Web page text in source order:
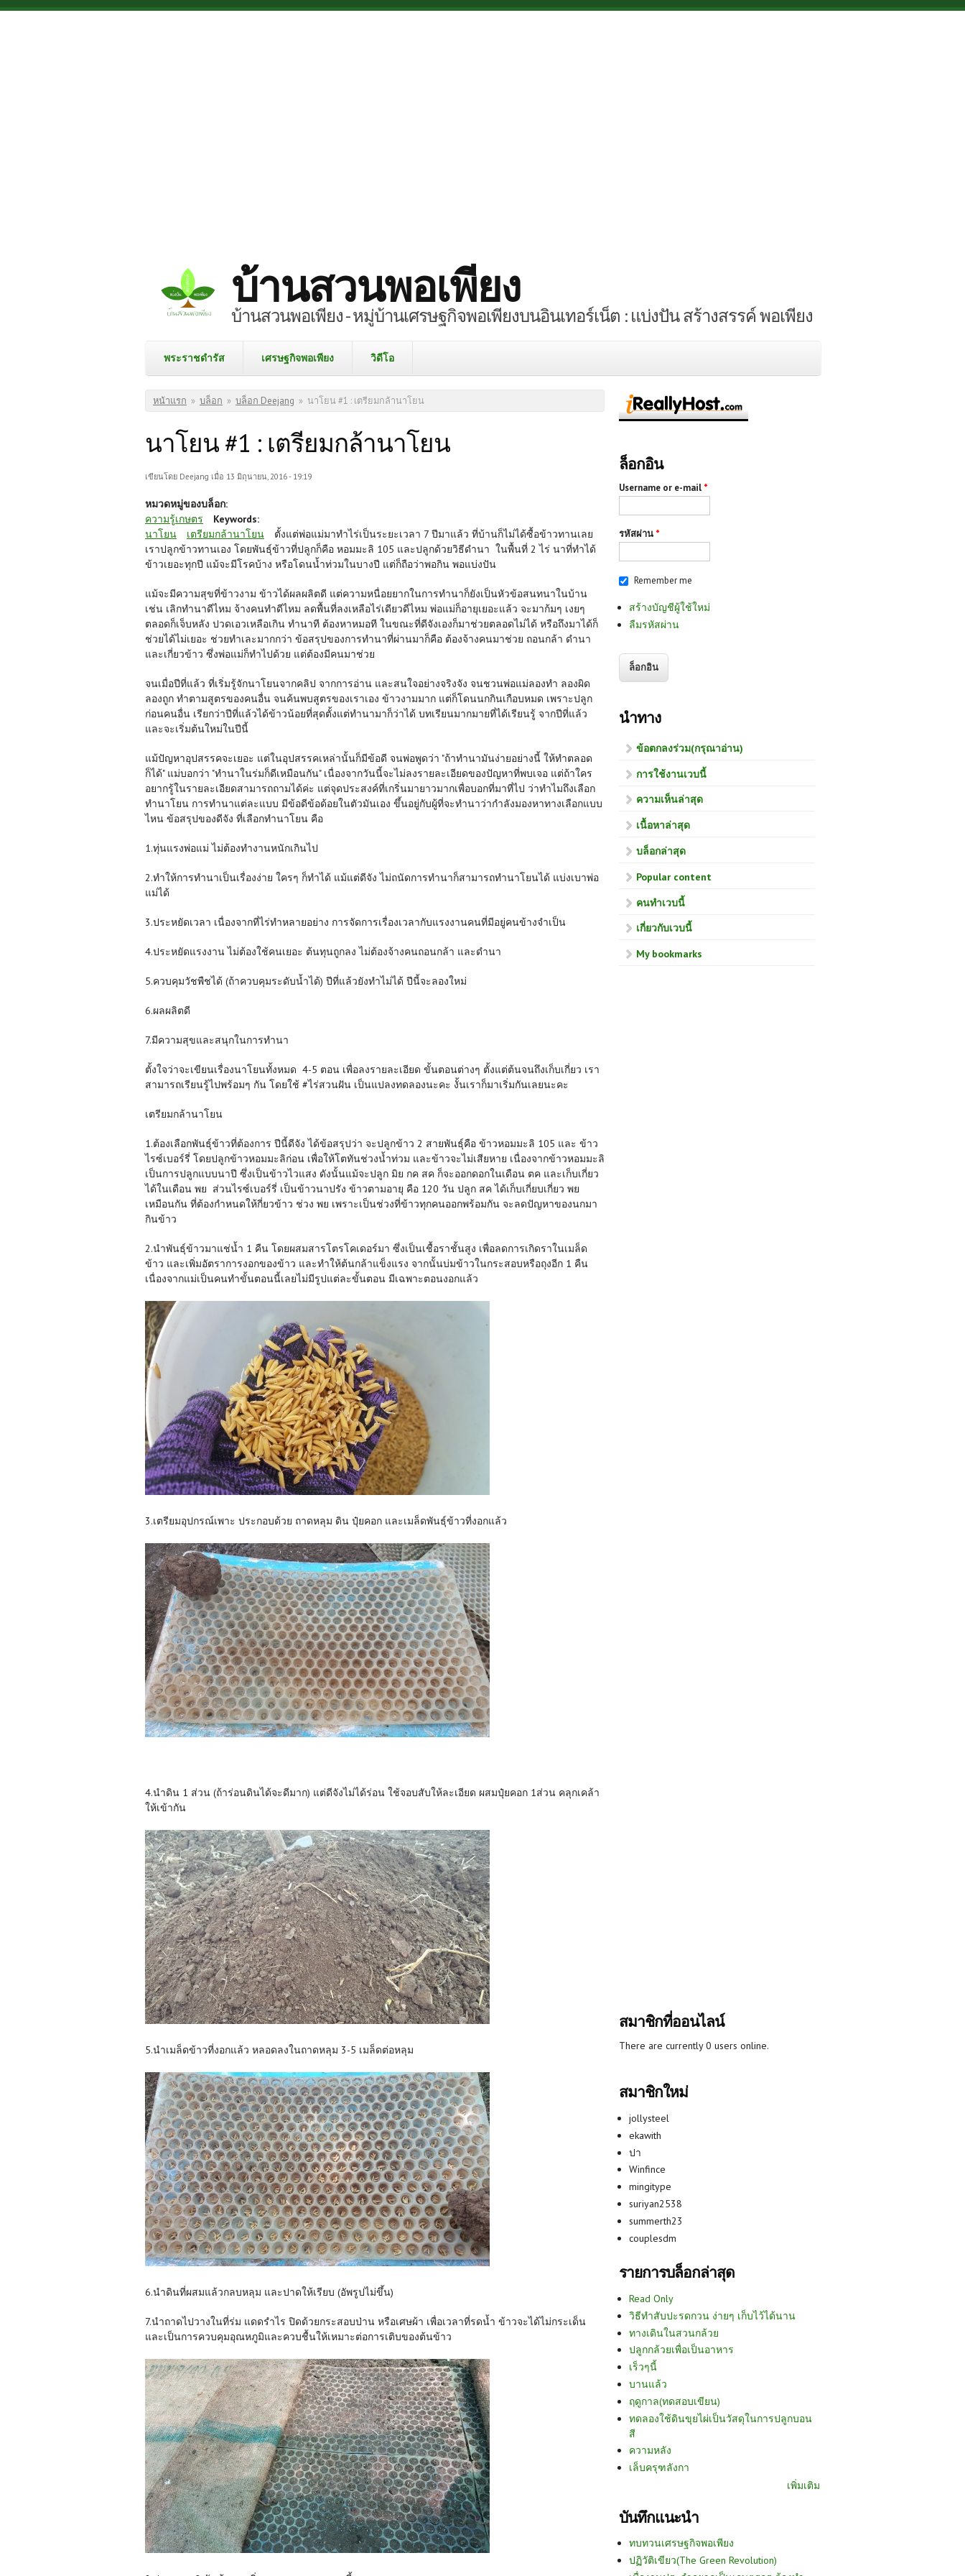
Skip to main content
บ้านสวนพอเพียง
บ้านสวนพอเพียง - หมู่บ้านเศรษฐกิจพอเพียงบนอินเทอร์เน็ต : แบ่งปัน สร้างสรรค์ พอเพียง
พระราชดำรัส เศรษฐกิจพอเพียง วิดีโอ
คุณอยู่ที่นี่
หน้าแรก » บล็อก » บล็อก Deejang » นาโยน #1 : เตรียมกล้านาโยน
นาโยน #1 : เตรียมกล้านาโยน
เขียนโดย Deejang เมื่อ 13 มิถุนายน, 2016 - 19:19
หมวดหมู่ของบล็อก:
ความรู้เกษตร
Keywords:
นาโยน
เตรียมกล้านาโยน
ตั้งแต่พ่อแม่มาทำไร่เป็นระยะเวลา 7 ปีมาแล้ว ที่บ้านก็ไม่ได้ซื้อข้าวทานเลย
เราปลูกข้าวทานเอง โดยพันธุ์ข้าวที่ปลูกก็คือ หอมมะลิ 105 และปลูกด้วยวิธีดำนา ในพื้นที่ 2 ไร่ นาที่ทำได้
ข้าวเยอะทุกปี แม้จะมีโรคบ้าง หรือโดนน้ำท่วมในบางปี แต่ก็ถือว่าพอกิน พอแบ่งปัน
แม้จะมีความสุขที่ข้าวงาม ข้าวได้ผลผลิตดี แต่ความหนื่อยยากในการทำนาก็ยังเป็นหัวข้อสนทนาในบ้าน
เช่น เลิกทำนาดีไหม จ้างคนทำดีไหม ลดพื้นที่ลงเหลือไร่เดียวดีไหม พ่อแม่ก็อายุเยอะแล้ว จะมาก้มๆ เงยๆ
ตลอดก็เจ็บหลัง ปวดเอวเหลือเกิน ทำนาที ต้องหาหมอที ในขณะที่ดีจังเองก็มาช่วยตลอดไม่ได้ หรือถึงมาได้ก็
ช่วยได้ไม่เยอะ ช่วยทำเละมากกว่า ข้อสรุปของการทำนาที่ผ่านมาก็คือ ต้องจ้างคนมาช่วย ถอนกล้า ดำนา
และเกี่ยวข้าว ซึ่งพ่อแม่ก็ทำไปด้วย แต่ต้องมีคนมาช่วย
จนเมื่อปีที่แล้ว ที่เริ่มรู้จักนาโยนจากคลิป จากการอ่าน และสนใจอย่างจริงจัง จนชวนพ่อแม่ลองทำ ลองผิด
ลองถูก ทำตามสูตรของคนอื่น จนค้นพบสูตรของเราเอง ข้าวงามมาก แต่ก็โดนนกกินเกือบหมด เพราะปลูก
ก่อนคนอื่น เรียกว่าปีที่แล้วได้ข้าวน้อยที่สุดตั้งแต่ทำนามาก็ว่าได้ บทเรียนมากมายที่ได้เรียนรู้ จากปีที่แล้ว
และจะเริ่มต้นใหม่ในปีนี้
แม้ปัญหาอุปสรรคจะเยอะ แต่ในอุปสรรคเหล่านั้นก็มีข้อดี จนพ่อพูดว่า "ถ้าทำนามันง่ายอย่างนี้ ให้ทำตลอด
ก็ได้" แม่บอกว่า "ทำนาในร่มก็ดีเหมือนกัน" เนื่องจากวันนี้จะไม่ลงรายละเอียดของปัญหาที่พบเจอ แต่ถ้าใคร
อยากรู้ในรายละเอียดสามารถถามได้ค่ะ แต่จุดประสงค์ที่เกริ่นมายาวมากเพื่อบอกที่มาที่ไป ว่าทำไมถึงเลือก
ทำนาโยน การทำนาแต่ละแบบ มีข้อดีข้อด้อยในตัวมันเอง ขึ้นอยู่กับผู้ที่จะทำนาว่ากำลังมองหาทางเลือกแบบ
ไหน ข้อสรุปของดีจัง ที่เลือกทำนาโยน คือ
1.ทุ่นแรงพ่อแม่ ไม่ต้องทำงานหนักเกินไป
2.ทำให้การทำนาเป็นเรื่องง่าย ใครๆ ก็ทำได้ แม้แต่ดีจัง ไม่ถนัดการทำนาก็สามารถทำนาโยนได้ แบ่งเบาพ่อ
แม่ได้
3.ประหยัดเวลา เนื่องจากที่ไร่ทำหลายอย่าง การจัดการเรื่องเวลากับแรงงานคนที่มีอยู่คนข้างจำเป็น
4.ประหยัดแรงงาน ไม่ต้องใช้คนเยอะ ต้นทุนถูกลง ไม่ต้องจ้างคนถอนกล้า และดำนา
5.ควบคุมวัชพืชได้ (ถ้าควบคุมระดับน้ำได้) ปีที่แล้วยังทำไม่ได้ ปีนี้จะลองใหม่
6.ผลผลิตดี
7.มีความสุขและสนุกในการทำนา
ตั้งใจว่าจะเขียนเรื่องนาโยนทั้งหมด 4-5 ตอน เพื่อลงรายละเอียด ขั้นตอนต่างๆ ตั้งแต่ต้นจนถึงเก็บเกี่ยว เรา
สามารถเรียนรู้ไปพร้อมๆ กัน โดยใช้ #ไร่สวนฝัน เป็นแปลงทดลองนะคะ งั้นเราก็มาเริ่มกันเลยนะคะ
เตรียมกล้านาโยน
1.ต้องเลือกพันธุ์ข้าวที่ต้องการ ปีนี้ดีจัง ได้ข้อสรุปว่า จะปลูกข้าว 2 สายพันธุ์คือ ข้าวหอมมะลิ 105 และ ข้าว
ไรซ์เบอร์รี่ โดยปลูกข้าวหอมมะลิก่อน เพื่อให้โตทันช่วงน้ำท่วม และข้าวจะไม่เสียหาย เนื่องจากข้าวหอมมะลิ
เป็นการปลูกแบบนาปี ซึ่งเป็นข้าวไวแสง ดังนั้นแม้จะปลูก มิย กค สค ก็จะออกดอกในเดือน ตค และเก็บเกี่ยว
ได้ในเดือน พย ส่วนไรซ์เบอร์รี่ เป็นข้าวนาปรัง ข้าวตามอายุ คือ 120 วัน ปลูก สค ได้เก็บเกี่ยบเกี่ยว พย
เหมือนกัน ที่ต้องกำหนดให้กี่ยวข้าว ช่วง พย เพราะเป็นช่วงที่ข้าวทุกคนออกพร้อมกัน จะลดปัญหาของนกมา
กินข้าว
2.นำพันธุ์ข้าวมาแช่น้ำ 1 คืน โดยผสมสารโตรโคเดอร์มา ซึ่งเป็นเชื้อราชั้นสูง เพื่อลดการเกิดราในเมล็ด
ข้าว และเพิ่มอัตราการงอกของข้าว และทำให้ต้นกล้าแข็งแรง จากนั้นบ่มข้าวในกระสอบหรือถุงอีก 1 คืน
เนื่องจากแม่เป็นคนทำขั้นตอนนี้เลยไม่มีรูปแต่ละขั้นตอน มีเฉพาะตอนงอกแล้ว
3.เตรียมอุปกรณ์เพาะ ประกอบด้วย ถาดหลุม ดิน ปุ๋ยคอก และเมล็ดพันธุ์ข้าวที่งอกแล้ว
4.นำดิน 1 ส่วน (ถ้าร่อนดินได้จะดีมาก) แต่ดีจังไม่ได้ร่อน ใช้จอบสับให้ละเอียด ผสมปุ๋ยคอก 1ส่วน คลุกเคล้า
ให้เข้ากัน
5.นำเมล็ดข้าวที่งอกแล้ว หลอดลงในถาดหลุม 3-5 เมล็ดต่อหลุม
6.นำดินที่ผสมแล้วกลบหลุม และปาดให้เรียบ (อัพรูปไม่ขึ้น)
7.นำถาดไปวางในที่ร่ม แดดรำไร ปิดด้วยกระสอบป่าน หรือเศษผ้า เพื่อเวลาที่รดน้ำ ข้าวจะได้ไม่กระเด็น
และเป็นการควบคุมอุณหภูมิและควบชื้นให้เหมาะต่อการเติบของต้นข้าว
ล็อกอิน
Username or e-mail *
รหัสผ่าน *
Remember me
สร้างบัญชีผู้ใช้ใหม่
ลืมรหัสผ่าน
นำทาง
ข้อตกลงร่วม(กรุณาอ่าน)
การใช้งานเวบนี้
ความเห็นล่าสุด
เนื้อหาล่าสุด
บล็อกล่าสุด
Popular content
คนทำเวบนี้
เกี่ยวกับเวบนี้
My bookmarks
สมาชิกที่ออนไลน์
There are currently 0 users online.
สมาชิกใหม่
jollysteel
ekawith
ปา
Winfince
mingitype
suriyan2538
summerth23
couplesdm
รายการบล็อกล่าสุด
Read Only
วิธีทำสับปะรดกวน ง่ายๆ เก็บไว้ได้นาน
ทางเดินในสวนกล้วย
ปลูกกล้วยเพื่อเป็นอาหาร
เร็วๆนี้
บานแล้ว
ฤดูกาล(ทดสอบเขียน)
ทดลองใช้ดินขุยไผ่เป็นวัสดุในการปลูกบอน
สี
ความหลัง
เล็บครุฑลังกา
เพิ่มเติม
บันทึกแนะนำ
ทบทวนเศรษฐกิจพอเพียง
ปฏิวัติเขียว(The Green Revolution)